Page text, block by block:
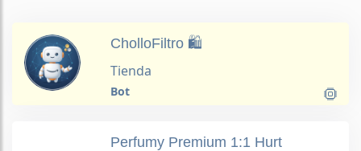
CholloFiltro 🛍️
Tienda
Bot
Perfumy Premium 1:1 Hurt